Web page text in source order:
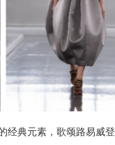
经典元素，歌颂路易威登